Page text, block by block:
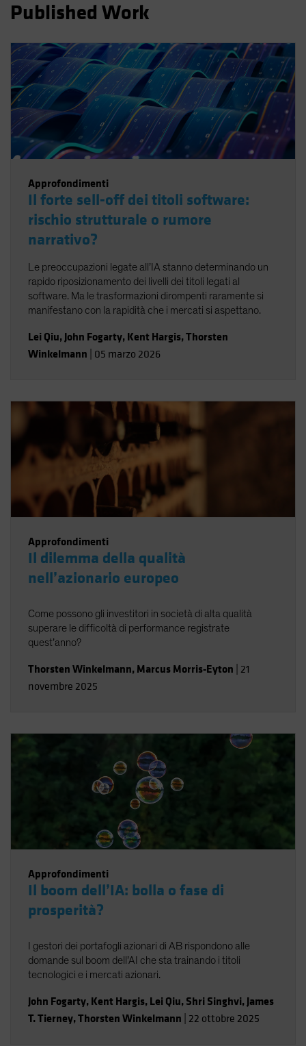
Sweden
Taiwan - 台灣
UK
United States (US Citizens)
US (Non-US Citizens/NRC)
Published Work
Approfondimenti
Il forte sell-off dei titoli software:
rischio strutturale o rumore
narrativo?
Le preoccupazioni legate all’IA stanno determinando un
rapido riposizionamento dei livelli dei titoli legati al
software. Ma le trasformazioni dirompenti raramente si
manifestano con la rapidità che i mercati si aspettano.
Lei Qiu, John Fogarty, Kent Hargis,Thorsten
Winkelmann 05 marzo 2026
Approfondimenti
Il dilemma della qualità
nell’azionario europeo
Come possono gli investitori in società di alta qualità
superare le difficoltà di performance registrate
quest’anno?
Thorsten Winkelmann, Marcus Morris-Eyton 21
novembre 2025
Approfondimenti
Il boom dell’IA: bolla o fase di
prosperità?
I gestori dei portafogli azionari di AB rispondono alle
domande sul boom dell’AI che sta trainando i titoli
tecnologici e i mercati azionari.
John Fogarty, Kent Hargis, Lei Qiu, Shri Singhvi, James
T. Tierney,Thorsten Winkelmann 22 ottobre 2025